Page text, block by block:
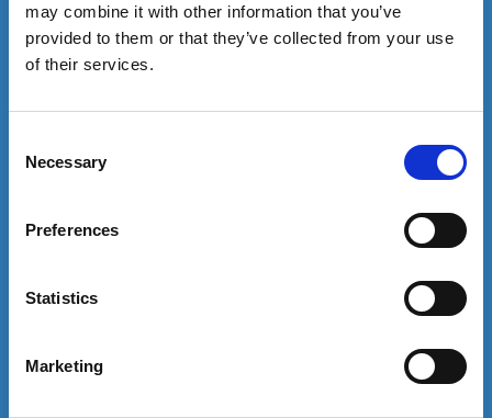
may combine it with other information that you’ve
provided to them or that they’ve collected from your use
of their services.
Selection
Necessary
Preferences
Statistics
Marketing